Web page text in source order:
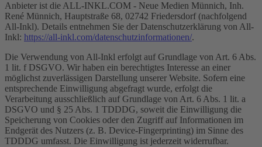
Anbieter ist die ALL-INKL.COM - Neue Medien Münnich, Inh.
René Münnich, Hauptstraße 68, 02742 Friedersdorf (nachfolgend
All-Inkl). Details entnehmen Sie der Datenschutzerklärung von All-
Inkl: https://all-inkl.com/datenschutzinformationen/.
Die Verwendung von All-Inkl erfolgt auf Grundlage von Art. 6 Abs.
1 lit. f DSGVO. Wir haben ein berechtigtes Interesse an einer
möglichst zuverlässigen Darstellung unserer Website. Sofern eine
entsprechende Einwilligung abgefragt wurde, erfolgt die
Verarbeitung ausschließlich auf Grundlage von Art. 6 Abs. 1 lit. a
DSGVO und § 25 Abs. 1 TDDDG, soweit die Einwilligung die
Speicherung von Cookies oder den Zugriff auf Informationen im
Endgerät des Nutzers (z. B. Device-Fingerprinting) im Sinne des
TDDDG umfasst. Die Einwilligung ist jederzeit widerrufbar.